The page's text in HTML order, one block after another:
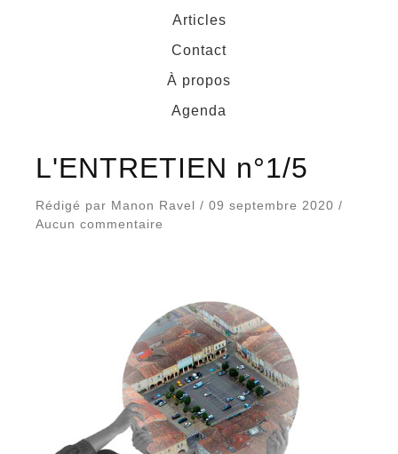
Articles
Contact
À propos
Agenda
L'ENTRETIEN n°1/5
Rédigé par Manon Ravel / 09 septembre 2020 /
Aucun commentaire